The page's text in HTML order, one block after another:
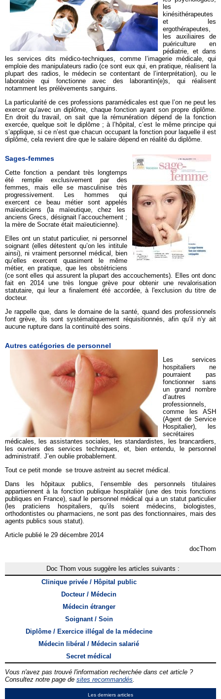
Les derniers articles
les
kinésithérapeutes
et les
ergothérapeutes,
les auxiliaires de
puériculture en
pédiatrie, et dans
les services dits médico-techniques, comme l’imagerie médicale, qui
emploie des manipulateurs radio (ce sont eux qui, en pratique, réalisent la
plupart des radios, le médecin se contentant de l’interprétation), ou le
laboratoire qui fonctionne avec des laborantin(e)s, qui réalisent
notamment les prélèvements sanguins.
La particularité de ces professions paramédicales est que l’on ne peut les
exercer qu’avec un diplôme, chaque fonction ayant son propre diplôme.
En droit du travail, on sait que la rémunération dépend de la fonction
exercée, quelque soit le diplôme ; à l’hôpital, c’est le même principe qui
s’applique, si ce n’est que chacun occupant la fonction pour laquelle il est
diplômé, cela revient dire que le salaire dépend en réalité du diplôme.
Sages-femmes
Cette fonction a pendant très longtemps
été remplie exclusivement par des
femmes, mais elle se masculinise très
progressivement. Les hommes qui
exercent ce beau métier sont appelés
maïeuticiens (la maïeutique, chez les
anciens Grecs, désignait l’accouchement ;
la mère de Socrate était maïeuticienne).
Elles ont un statut particulier, ni personnel
soignant (elles détestent qu’on les intitule
ainsi), ni vraiment personnel médical, bien
qu’elles exercent quasiment le même
métier, en pratique, que les obstétriciens
(ce sont elles qui assurent la plupart des accouchements). Elles ont donc
fait en 2014 une très longue grève pour obtenir une revalorisation
statutaire, qui leur a finalement été accordée, à l'exclusion du titre de
docteur.
Je rappelle que, dans le domaine de la santé, quand des professionnels
font grève, ils sont systématiquement réquisitionnés, afin qu’il n’y ait
aucune rupture dans la continuité des soins.
Autres catégories de personnel
Les services
hospitaliers ne
pourraient pas
fonctionner sans
un grand nombre
d’autres
professionnels,
comme les ASH
(Agent de Service
Hospitalier), les
secrétaires
médicales, les assistantes sociales, les standardistes, les brancardiers,
les ouvriers des services techniques, et, bien entendu, le personnel
administratif. J’en oublie probablement.
Tout ce petit monde se trouve astreint au secret médical.
Dans les hôpitaux publics, l’ensemble des personnels titulaires
appartiennent à la fonction publique hospitalièr (une des trois fonctions
publiques en France), sauf le personnel médical qui a un statut particulier
(les praticiens hospitaliers, qu’ils soient médecins, biologistes,
orthodontistes ou pharmaciens, ne sont pas des fonctionnaires, mais des
agents publics sous statut).
Article publié le 29 décembre 2014
docThom
Doc Thom vous suggère les articles suivants :
Clinique privée / Hôpital public
Docteur / Médecin
Médecin étranger
Soignant / Soin
Diplôme / Exercice illégal de la médecine
Médecin libéral / Médecin salarié
Secret médical
Vous n'avez pas trouvé l'information recherchée dans cet article ?
Consultez notre page de sites recommandés